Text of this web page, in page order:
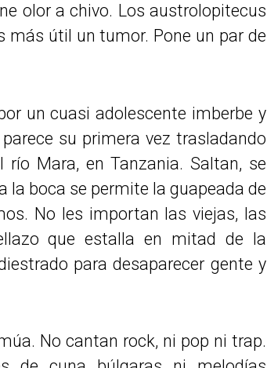
olor a chivo. Los austrolopitecus
más útil un tumor. Pone un par de
un cuasi adolescente imberbe y
su primera vez trasladando
Mara, en Tanzania. Saltan, se
la boca se permite la guapeada de
No les importan las viejas, las
que estalla en mitad de la
para desaparecer gente y
No cantan rock, ni pop ni trap.